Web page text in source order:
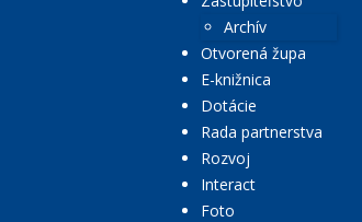
Archív
Otvorená župa
E-knižnica
Dotácie
Rada partnerstva
Rozvoj
Interact
Foto